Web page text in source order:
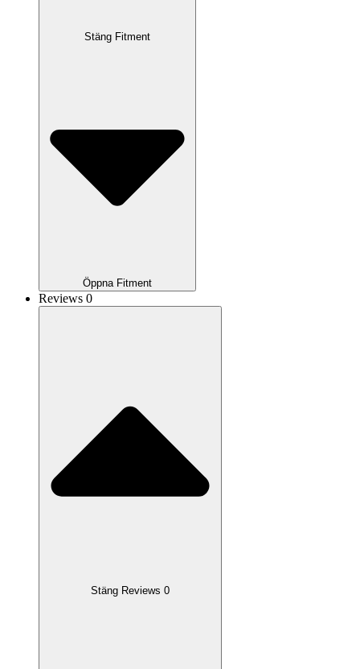
Stäng Fitment
Öppna Fitment
Reviews 0
Stäng Reviews 0